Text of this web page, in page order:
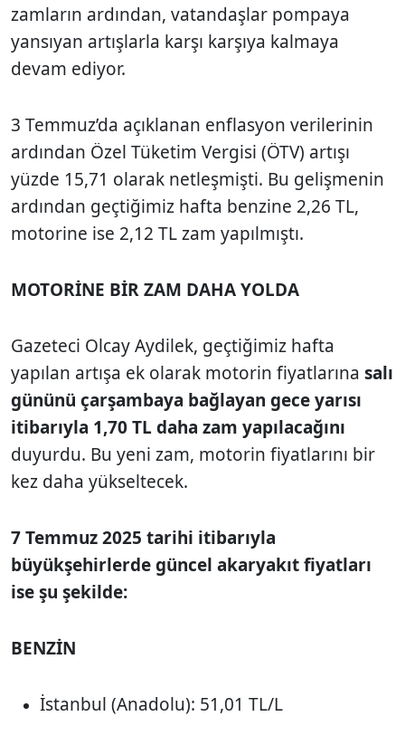
zamların ardından, vatandaşlar pompaya
yansıyan artışlarla karşı karşıya kalmaya
devam ediyor.
3 Temmuz’da açıklanan enflasyon verilerinin
ardından Özel Tüketim Vergisi (ÖTV) artışı
yüzde 15,71 olarak netleşmişti. Bu gelişmenin
ardından geçtiğimiz hafta benzine 2,26 TL,
motorine ise 2,12 TL zam yapılmıştı.
MOTORİNE BİR ZAM DAHA YOLDA
Gazeteci Olcay Aydilek, geçtiğimiz hafta
yapılan artışa ek olarak motorin fiyatlarına salı
gününü çarşambaya bağlayan gece yarısı
itibarıyla 1,70 TL daha zam yapılacağını
duyurdu. Bu yeni zam, motorin fiyatlarını bir
kez daha yükseltecek.
7 Temmuz 2025 tarihi itibarıyla
büyükşehirlerde güncel akaryakıt fiyatları
ise şu şekilde:
BENZİN
İstanbul (Anadolu): 51,01 TL/L